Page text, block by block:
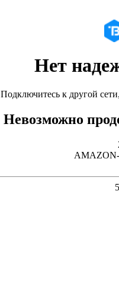
Нет
Подключитесь к другой
Невозможно
AMAZON-